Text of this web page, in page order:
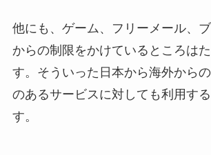
他にも、ゲーム、フリーメール、
からの制限をかけているところは
す。そういった日本から海外から
のあるサービスに対しても利用す
す。